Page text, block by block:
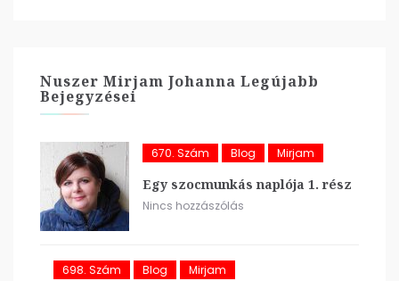
Nuszer Mirjam Johanna Legújabb
Bejegyzései
670. Szám Blog Mirjam
Egy szocmunkás naplója 1. rész
Nincs hozzászólás
698. Szám Blog Mirjam